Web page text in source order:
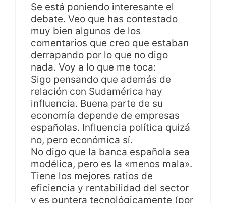
Se está poniendo interesante el
debate. Veo que has contestado
muy bien algunos de los
comentarios que creo que estaban
derrapando por lo que no digo
nada. Voy a lo que me toca:
Sigo pensando que además de
relación con Sudamérica hay
influencia. Buena parte de su
economía depende de empresas
españolas. Influencia política quizá
no, pero económica sí.
No digo que la banca española sea
modélica, pero es la «menos mala».
Tiene los mejores ratios de
eficiencia y rentabilidad del sector
y es puntera tecnológicamente (por